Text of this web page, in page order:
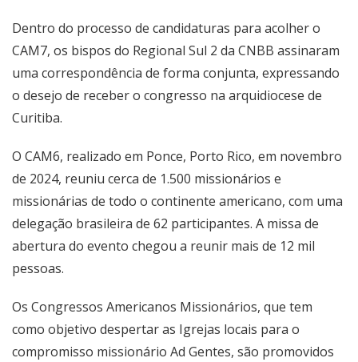
Dentro do processo de candidaturas para acolher o
CAM7, os bispos do Regional Sul 2 da CNBB assinaram
uma correspondência de forma conjunta, expressando
o desejo de receber o congresso na arquidiocese de
Curitiba.
O CAM6, realizado em Ponce, Porto Rico, em novembro
de 2024, reuniu cerca de 1.500 missionários e
missionárias de todo o continente americano, com uma
delegação brasileira de 62 participantes. A missa de
abertura do evento chegou a reunir mais de 12 mil
pessoas.
Os Congressos Americanos Missionários, que tem
como objetivo despertar as Igrejas locais para o
compromisso missionário Ad Gentes, são promovidos